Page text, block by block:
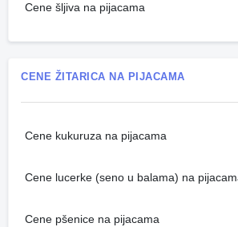
Cene šljiva na pijacama
CENE ŽITARICA NA PIJACAMA
Cene kukuruza na pijacama
Cene lucerke (seno u balama) na
Cene pšenice na pijacama